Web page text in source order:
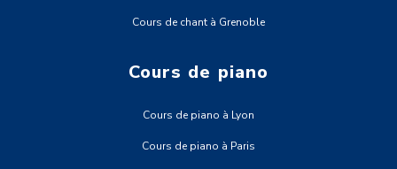
Cours de chant à Grenoble
Cours de piano
Cours de piano à Lyon
Cours de piano à Paris